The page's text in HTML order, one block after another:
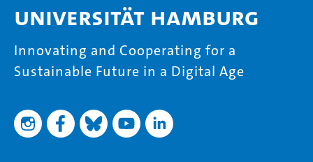
Universität Hamburg
Innovating and Cooperating for a
Sustainable Future in a Digital Age